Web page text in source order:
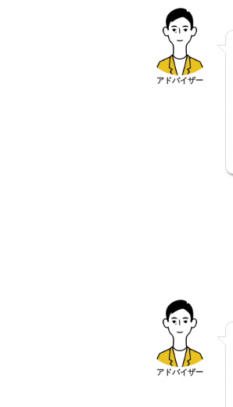
アドバイザー
アドバイザー